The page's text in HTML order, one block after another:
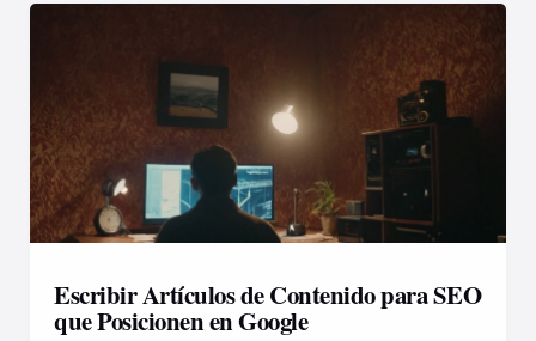
Escribir Artículos de Contenido para SEO
que Posicionen en Google